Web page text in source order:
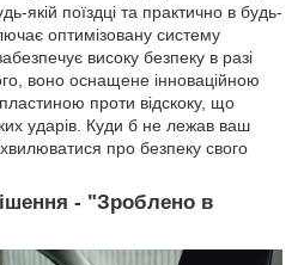
якій поїздці та практично в будь-
оптимізовану систему
високу безпеку в разі
воно оснащене інноваційною
проти відскоку, що
ударів. Куди б не лежав ваш
про безпеку свого
- "Зроблено в